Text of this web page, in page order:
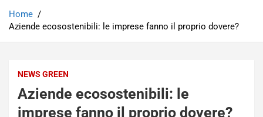
Home
Aziende ecosostenibili: le imprese fanno il proprio dovere?
NEWS GREEN
Aziende ecosostenibili: le
imprese fanno il proprio dovere?